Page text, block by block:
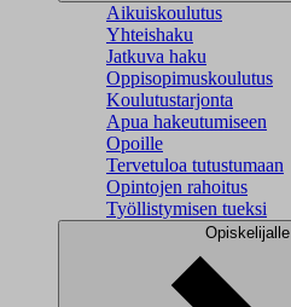
Aikuiskoulutus
Yhteishaku
Jatkuva haku
Oppisopimuskoulutus
Koulutustarjonta
Apua hakeutumiseen
Opoille
Tervetuloa tutustumaan
Opintojen rahoitus
Työllistymisen tueksi
Opiskelijalle